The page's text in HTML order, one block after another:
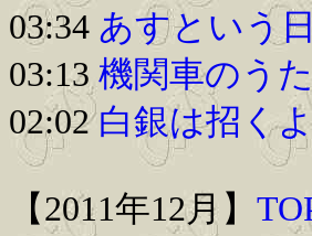
03:34 あすという
03:13 機関車のう
02:02白銀は招く
【2011年12月】